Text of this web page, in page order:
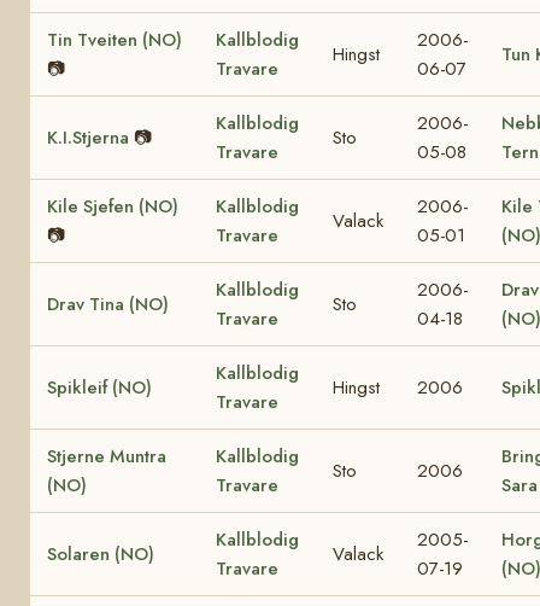
Tin Tveiten (NO)
📷
Kallblodig
Travare
Hingst
2006-
06-07
Tun
K.I.Stjerna 📷
Kallblodig
Travare
Sto
2006-
05-08
Kile Sjefen (NO)
📷
Kallblodig
Travare
Valack
2006-
05-01
Kile
(NO)
Drav Tina (NO)
Kallblodig
Travare
Sto
2006-
04-18
(NO)
Spikleif (NO)
Kallblodig
Travare
Hingst 2006
Stjerne Muntra
(NO)
Kallblodig
Travare
Sto 2006
Solaren (NO)
Kallblodig
Travare
Valack
2005-
07-19
(NO)